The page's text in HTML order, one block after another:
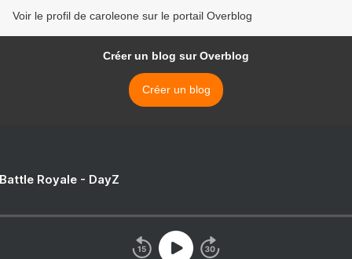
Voir le profil de caroleone sur le portail Overblog
Créer un blog sur Overblog
Créer un blog
Royale - DayZ